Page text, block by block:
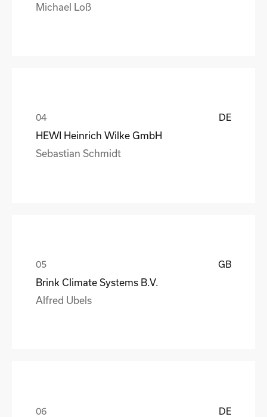
Michael Loß
DE
HEWI Heinrich Wilke GmbH
Sebastian Schmidt
GB
Brink Climate Systems B.V.
Alfred Ubels
DE